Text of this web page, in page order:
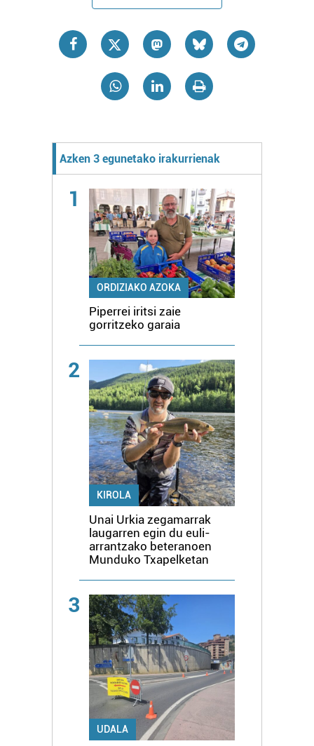
Azken 3 egunetako irakurrienak
1
ORDIZIAKO AZOKA
Piperrei iritsi zaie
gorritzeko garaia
2
KIROLA
Unai Urkia zegamarrak
laugarren egin du euli-
arrantzako beteranoen
Munduko Txapelketan
3
UDALA